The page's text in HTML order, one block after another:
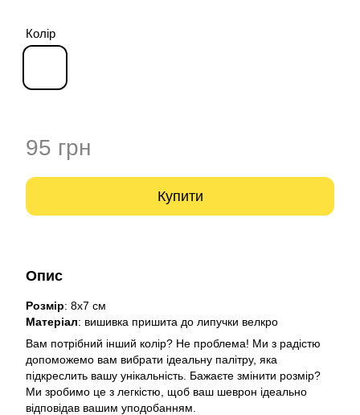
Колір
95 грн
Купити
Опис
Розмір: 8х7 см
Матеріал: вишивка пришита до липучки велкро
Вам потрібний інший колір? Не проблема! Ми з радістю
допоможемо вам вибрати ідеальну палітру, яка
підкреслить вашу унікальність. Бажаєте змінити розмір?
Ми зробимо це з легкістю, щоб ваш шеврон ідеально
відповідав вашим уподобанням.